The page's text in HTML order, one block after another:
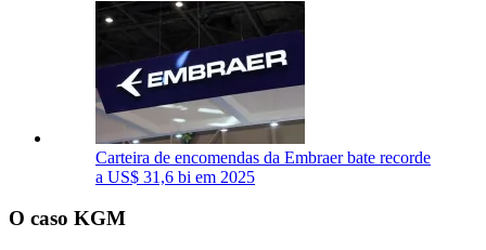
Carteira de encomendas da Embraer bate recorde
a US$ 31,6 bi em 2025
O caso KGM